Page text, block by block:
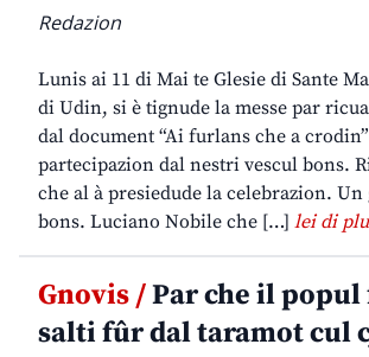
Redazion
Lunis ai 11 di Mai te Glesie di Sante
di Udin, si è tignude la messe par
dal document “Ai furlans che a
partecipazion dal nestri vescul bons.
che al à presiedude la celebrazion. Un
bons. Luciano Nobile che […] lei di
Gnovis /Par che il
salti fûr dal taramot cul